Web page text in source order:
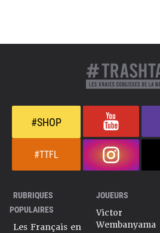
#SHOP
#TTFL
RUBRIQUES
POPULAIRES
Les Français en
JOUEURS
Victor
Wembanyama